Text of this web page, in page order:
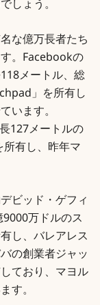
しょう。
な億万長者たち
。Facebookの
メートル、総
」を所有し
います。
127メートルの
有し、昨年マ
ビッド・ゲフィ
万ドルのス
し、バレアレス
の創業者ジャッ
ており、マヨル
す。